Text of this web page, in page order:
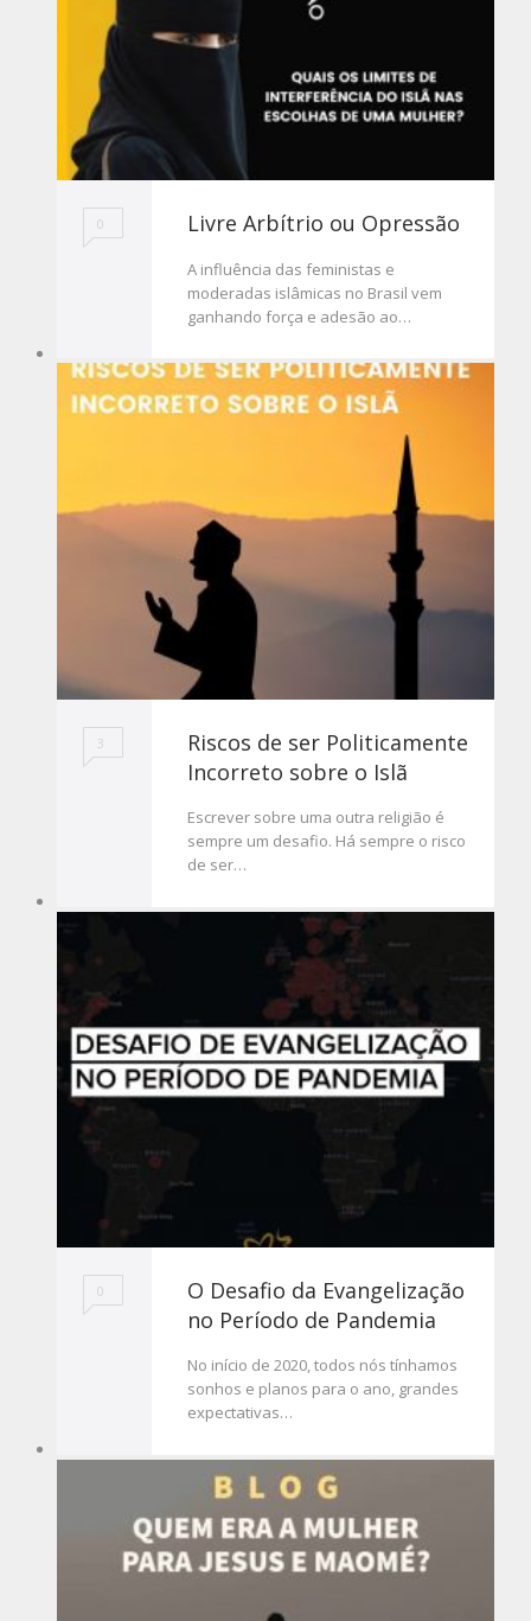
0 Livre Arbítrio ou Opressão
A influência das feministas e
moderadas islâmicas no Brasil vem
ganhando força e adesão ao…
3
Riscos de ser Politicamente
Incorreto sobre o Islã
Escrever sobre uma outra religião é
sempre um desafio. Há sempre o risco
de ser…
0
O Desafio da Evangelização
no Período de Pandemia
No início de 2020, todos nós tínhamos
sonhos e planos para o ano, grandes
expectativas…